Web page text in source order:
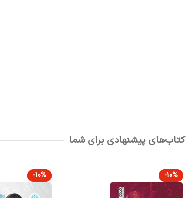
کتاب‌های پیشنهادی برای شما
-10%
-10%